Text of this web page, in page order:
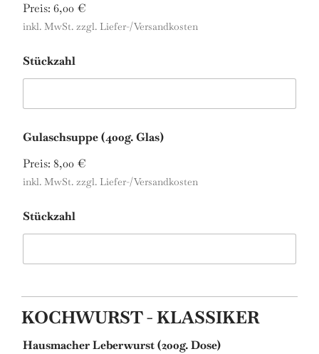
Preis: 6,00 €
inkl. MwSt. zzgl. Liefer-/Versandkosten
Stückzahl
Gulaschsuppe (400g. Glas)
Preis: 8,00 €
inkl. MwSt. zzgl. Liefer-/Versandkosten
Stückzahl
KOCHWURST - KLASSIKER
Hausmacher Leberwurst (200g. Dose)